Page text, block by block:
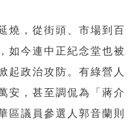
燒，從街頭、市場到百
如今連中正紀念堂也被
起政治攻防。有綠營人
安，甚至調侃為「蔣介
區議員參選人郭音蘭則